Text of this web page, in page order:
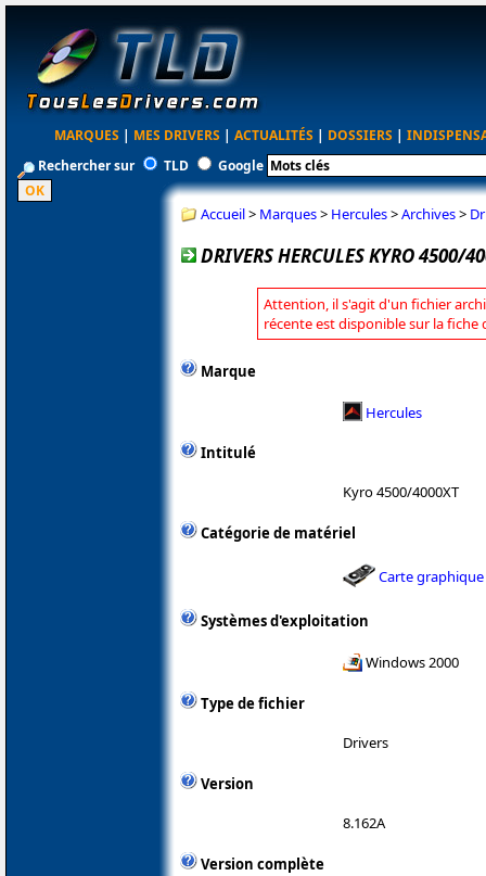
MARQUES | MES DRIVERS | ACTUALITÉS | DOSSIERS |
Rechercher sur
TLD Google
Accueil> Marques> Hercules>Archives>
DRIVERS HERCULES KYRO 4500/
Attention, il s'agit d'un fichier
récente est disponible sur la fiche
Marque
Hercules
Intitulé
Kyro 4500/4000XT
Catégorie de matériel
Carte graphique
Systèmes d'exploitation
Windows 2000
Type de fichier
Drivers
Version
8.162A
Version complète